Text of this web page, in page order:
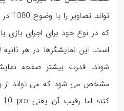
که در نوع خود برای اجرای بازی